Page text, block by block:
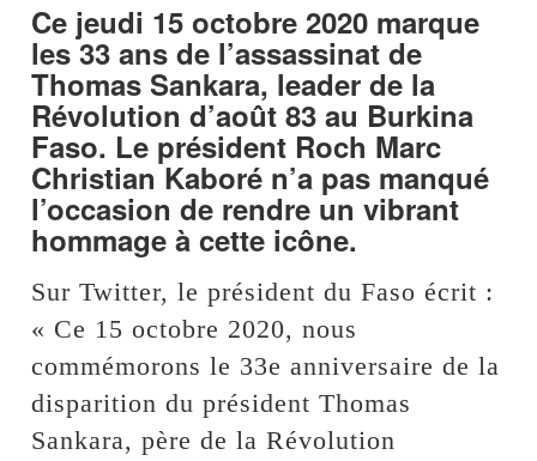
Ce jeudi 15 octobre 2020 marque
les 33 ans de l’assassinat de
Thomas Sankara, leader de la
Révolution d’août 83 au Burkina
Faso. Le président Roch Marc
Christian Kaboré n’a pas manqué
l’occasion de rendre un vibrant
hommage à cette icône.
Sur Twitter, le président du Faso écrit :
« Ce 15 octobre 2020, nous
commémorons le 33e anniversaire de la
disparition du président Thomas
Sankara, père de la Révolution